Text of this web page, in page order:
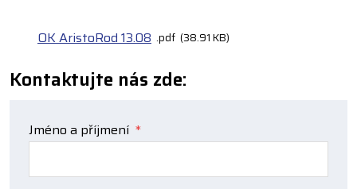
OK AristoRod 13.08 pdf 38.91 KB
Kontaktujte nás zde:
Jméno a příjmení *